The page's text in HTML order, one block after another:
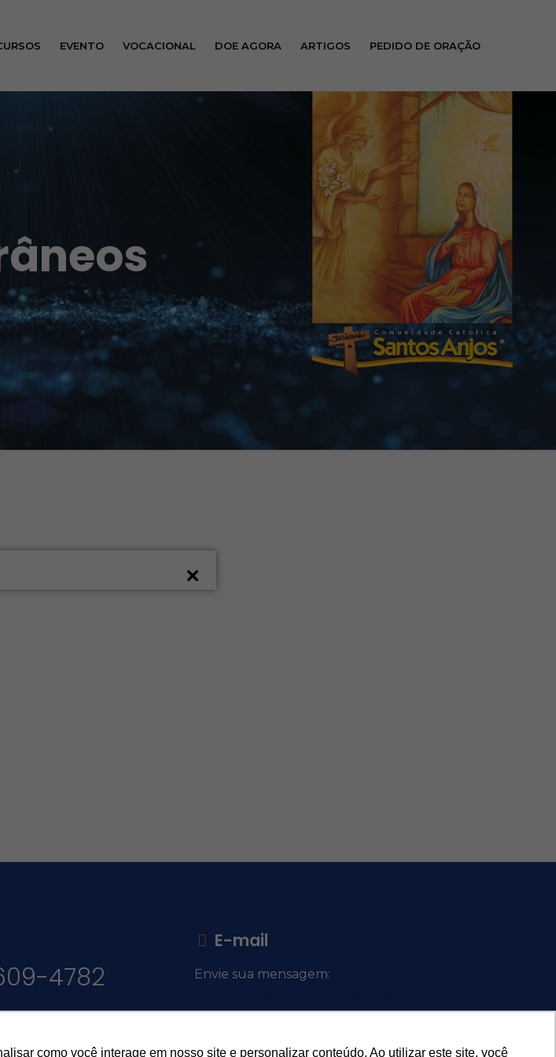
como você interage em nosso site e personalizar conteúdo. Ao utilizar este site, você
EVENTO VOCACIONAL DOE AGORA ARTIGOS PEDIDO DE ORAÇÃO
4782
E-mail
Envie sua mensagem: